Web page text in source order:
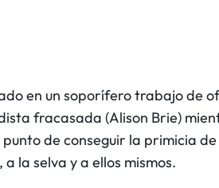
en un soporífero trabajo de
fracasada (Alison Brie)
de conseguir la primicia
la selva y a ellos mismos.